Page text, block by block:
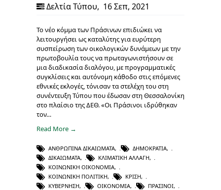
Δελτία Τύπου, 16 Σεπ, 2021
Το νέο κόμμα των Πράσινων επιδιώκει να
λειτουργήσει ως καταλύτης για ευρύτερη
συσπείρωση των οικολογικών δυνάμεων με την
πρωτοβουλία τους να πρωταγωνιστήσουν σε
μια διαδικασία διαλόγου, με προγραμματικές
συγκλίσεις και αυτόνομη κάθοδο στις επόμενες
εθνικές εκλογές, τόνισαν τα στελέχη του στη
συνέντευξη Τύπου που έδωσαν στη Θεσσαλονίκη
στο πλαίσιο της ΔΕΘ. «Οι Πράσινοι ιδρύθηκαν
τον…
Read More →
ΑΝΘΡΏΠΙΝΑ ΔΙΚΑΙΏΜΑΤΑ, ΔΗΜΟΚΡΑΤΊΑ,
ΔΙΚΑΙΏΜΑΤΑ, ΚΛΙΜΑΤΙΚΉ ΑΛΛΑΓΉ,
ΚΟΙΝΩΝΙΚΉ ΟΙΚΟΝΟΜΊΑ,
ΚΟΙΝΩΝΙΚΉ ΠΟΛΙΤΙΚΉ, ΚΡΊΣΗ,
ΚΥΒΈΡΝΗΣΗ, ΟΙΚΟΝΟΜΊΑ, ΠΡΆΣΙΝΟΙ,